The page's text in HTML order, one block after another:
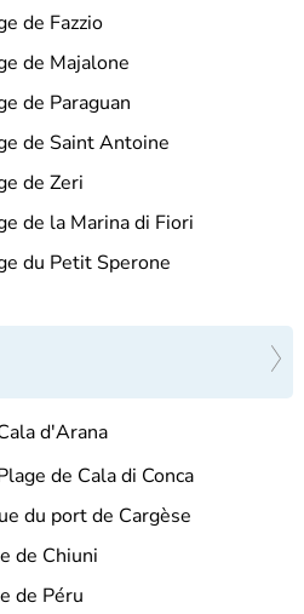
de Fazzio
de Majalone
de Paraguan
de Saint Antoine
de Zeri
de la Marina di Fiori
du Petit Sperone
d'Arana
de Cala di Conca
du port de Cargèse
de Chiuni
de Péru